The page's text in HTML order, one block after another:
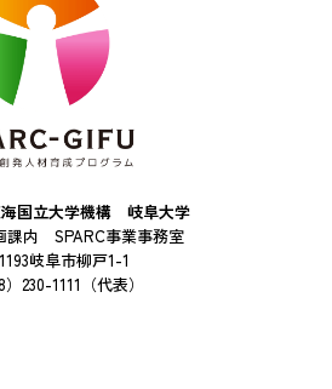
海国立大学機構 岐阜大学
課内 SPARC事業事務室
岐阜市柳戸1-1
230-1111（代表）